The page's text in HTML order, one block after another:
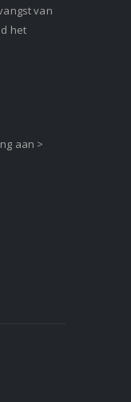
van
het
aan >